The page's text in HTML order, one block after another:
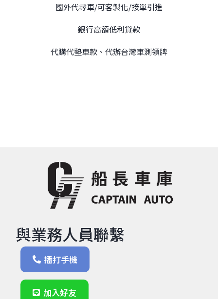
國外代尋車/可客製化/接單引進
銀行高額低利貸款
代購代墊車款、代辦台灣車測領牌
與業務人員聯繫
播打手機
加入好友